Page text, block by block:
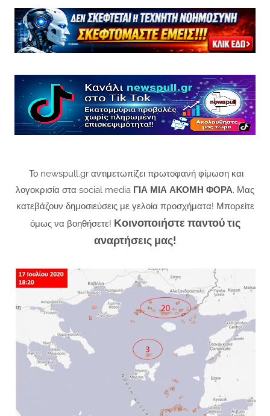
Το newspull.gr αντιμετωπίζει πρωτοφανή φίμωση και
λογοκρισία στα social media ΓΙΑ ΜΙΑ ΑΚΟΜΗ ΦΟΡΑ. Μας
κατεβάζουν δημοσιεύσεις με γελοία προσχήματα! Μπορείτε
όμως να βοηθήσετε! Κοινοποιήστε παντού τις
αναρτήσεις μας!